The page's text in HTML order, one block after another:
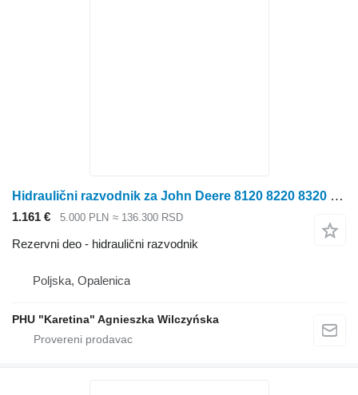
Hidraulični razvodnik za John Deere 8120 8220 8320 8420 8520 traktora točkaša
1.161 € 5.000 PLN ≈ 136.300 RSD
Rezervni deo - hidraulični razvodnik
Poljska, Opalenica
PHU "Karetina" Agnieszka Wilczyńska